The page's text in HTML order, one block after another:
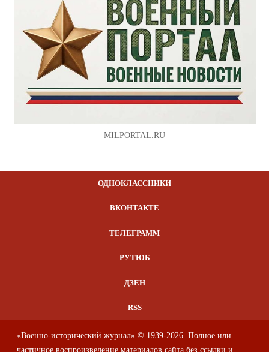
MILPORTAL.RU
ОДНОКЛАССНИКИ
ВКОНТАКТЕ
ТЕЛЕГРАММ
РУТЮБ
ДЗЕН
RSS
«Военно-исторический журнал» © 1939-2026. Полное или
частичное воспроизведение материалов сайта без ссылки и